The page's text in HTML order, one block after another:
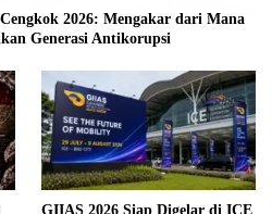
2026: Mengakar dari Mana
Generasi Antikorupsi
GIIAS 2026 Siap Digelar di ICE